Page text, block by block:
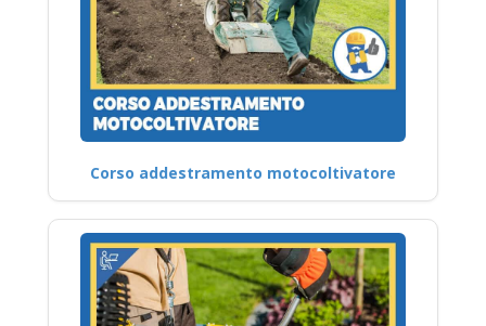
Corso addestramento motocoltivatore